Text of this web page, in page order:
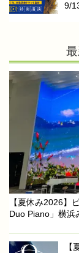
9/
【夏休み2026】
Duo Piano」横浜
【